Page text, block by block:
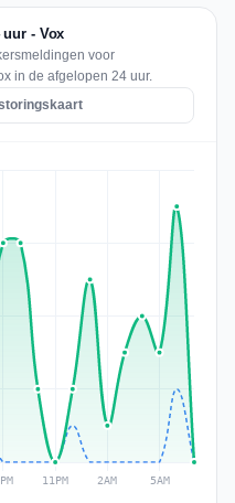
- Vox
voor
in de afgelopen 24 uur.